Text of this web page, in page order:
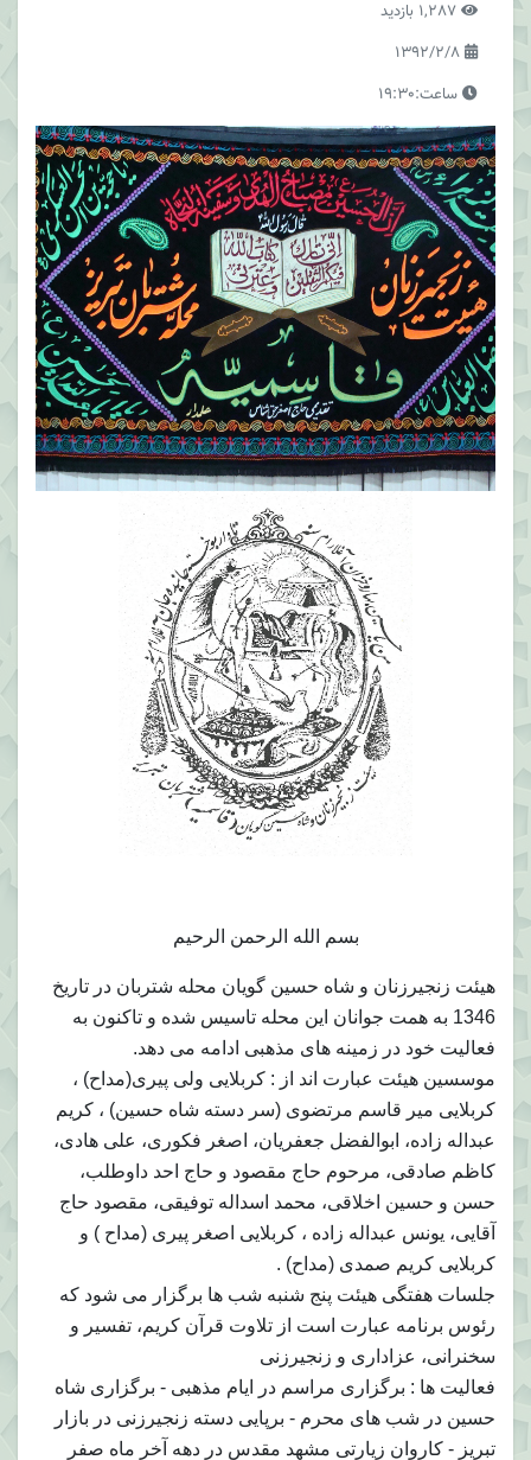
ساعت:19:30
بسم الله الرحمن الرحیم
هیئت زنجیرزنان و شاه حسین گویان محله شتربان در تاریخ
1346 به همت جوانان این محله تاسیس شده و تاکنون به
فعالیت خود در زمینه های مذهبی ادامه می دهد.
موسسین هیئت عبارت اند از : کربلایی ولی پیری(مداح) ،
کربلایی میر قاسم مرتضوی (سر دسته شاه حسین) ، کریم
عبداله زاده، ابوالفضل جعفریان، اصغر فکوری، علی هادی،
کاظم صادقی، مرحوم حاج مقصود و حاج احد داوطلب،
حسن و حسین اخلاقی، محمد اسداله توفیقی، مقصود حاج
آقایی، یونس عبداله زاده ، کربلایی اصغر پیری (مداح ) و
کربلایی کریم صمدی (مداح) .
جلسات هفتگی هیئت پنج شنبه شب ها برگزار می شود که
رئوس برنامه عبارت است از تلاوت قرآن کریم، تفسیر و
سخنرانی، عزاداری و زنجیرزنی
فعالیت ها : برگزاری مراسم در ایام مذهبی - برگزاری شاه
حسین در شب های محرم - برپایی دسته زنجیرزنی در بازار
تبریز - کاروان زیارتی مشهد مقدس در دهه آخر ماه صفر